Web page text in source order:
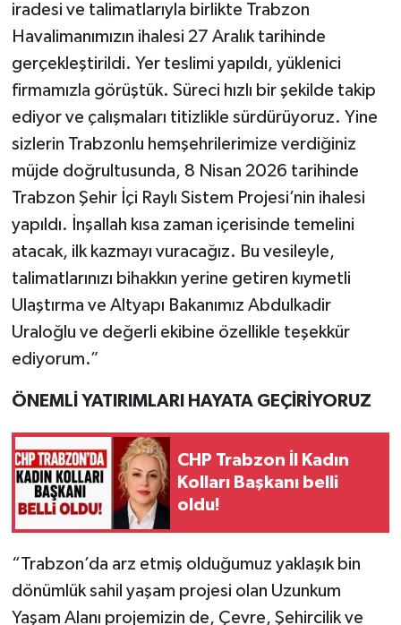
iradesi ve talimatlarıyla birlikte Trabzon
Havalimanımızın ihalesi 27 Aralık tarihinde
gerçekleştirildi. Yer teslimi yapıldı, yüklenici
firmamızla görüştük. Süreci hızlı bir şekilde takip
ediyor ve çalışmaları titizlikle sürdürüyoruz. Yine
sizlerin Trabzonlu hemşehrilerimize verdiğiniz
müjde doğrultusunda, 8 Nisan 2026 tarihinde
Trabzon Şehir İçi Raylı Sistem Projesi’nin ihalesi
yapıldı. İnşallah kısa zaman içerisinde temelini
atacak, ilk kazmayı vuracağız. Bu vesileyle,
talimatlarınızı bihakkın yerine getiren kıymetli
Ulaştırma ve Altyapı Bakanımız Abdulkadir
Uraloğlu ve değerli ekibine özellikle teşekkür
ediyorum.”
ÖNEMLİ YATIRIMLARI HAYATA GEÇİRİYORUZ
CHP Trabzon İl Kadın
Kolları Başkanı belli
oldu!
“Trabzon’da arz etmiş olduğumuz yaklaşık bin
dönümlük sahil yaşam projesi olan Uzunkum
Yaşam Alanı projemizin de, Çevre, Şehircilik ve